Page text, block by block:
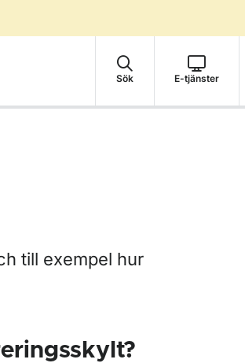
Sök E-tjänster
till exempel hur